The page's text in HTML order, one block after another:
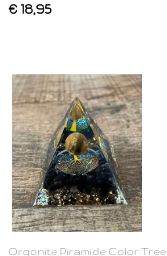
€ 18,95
Orgonite Piramide Color Tree